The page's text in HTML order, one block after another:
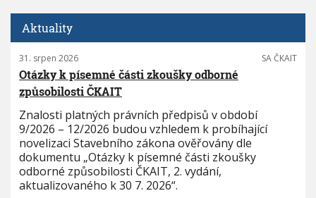
Aktuality
31. srpen 2026 SA ČKAIT
Otázky k písemné části zkoušky odborné
způsobilosti ČKAIT
Znalosti platných právních předpisů v období
9/2026 – 12/2026 budou vzhledem k probíhající
novelizaci Stavebního zákona ověřovány dle
dokumentu „Otázky k písemné části zkoušky
odborné způsobilosti ČKAIT, 2. vydání,
aktualizovaného k 30 7. 2026“.